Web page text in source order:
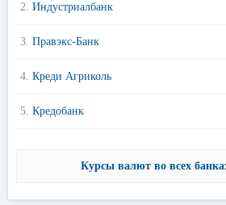
2. Индустриалбанк
3. Правэкс-Банк
4. Креди Агриколь
5. Кредобанк
Курсы валют во всех